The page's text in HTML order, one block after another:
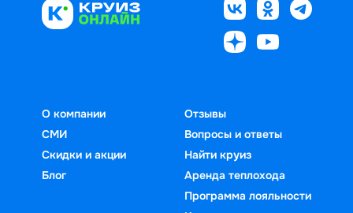
О компании
СМИ
Скидки и акции
Блог
Отзывы
Вопросы и ответы
Найти круиз
Аренда теплохода
Программа лояльности